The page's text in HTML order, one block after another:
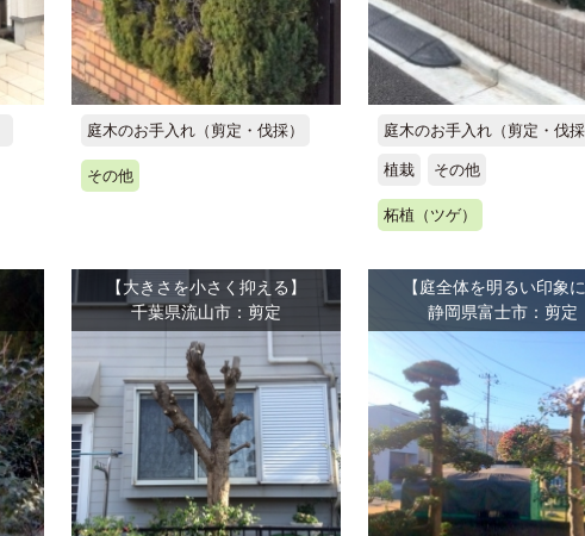
庭木のお手入れ（剪定・伐採）
その他
庭木のお手入れ（剪定・伐採
植栽 その他
柘植（ツゲ）
【大きさを小さく抑える】
千葉県流山市：剪定
【庭全体を明るい印象に
静岡県富士市：剪定